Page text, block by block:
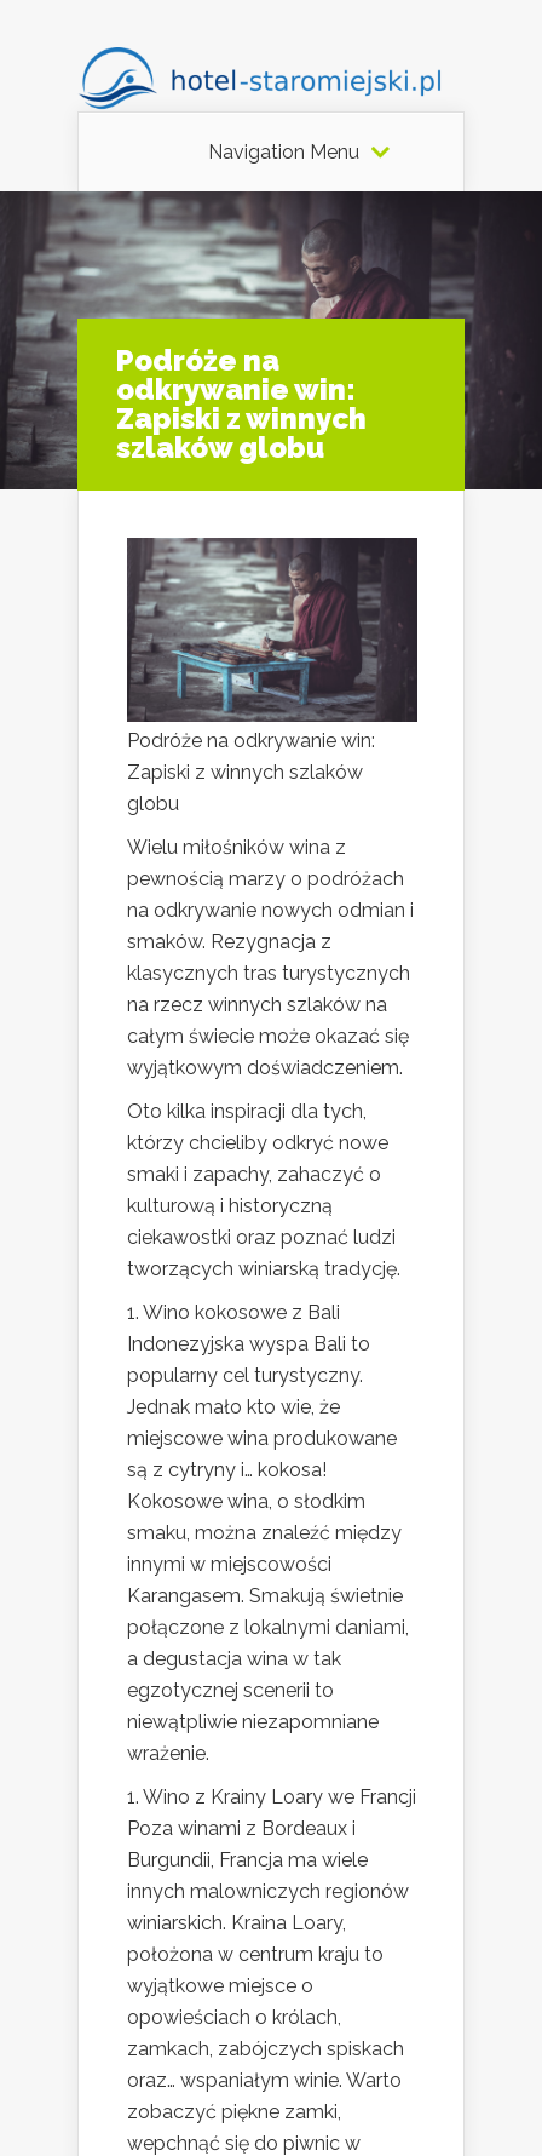
Navigation Menu
Podróże na
odkrywanie win:
Zapiski z winnych
szlaków globu
Podróże na odkrywanie win:
Zapiski z winnych szlaków
globu
Wielu miłośników wina z
pewnością marzy o podróżach
na odkrywanie nowych odmian i
smaków. Rezygnacja z
klasycznych tras turystycznych
na rzecz winnych szlaków na
całym świecie może okazać się
wyjątkowym doświadczeniem.
Oto kilka inspiracji dla tych,
którzy chcieliby odkryć nowe
smaki i zapachy, zahaczyć o
kulturową i historyczną
ciekawostki oraz poznać ludzi
tworzących winiarską tradycję.
1. Wino kokosowe z Bali
Indonezyjska wyspa Bali to
popularny cel turystyczny.
Jednak mało kto wie, że
miejscowe wina produkowane
są z cytryny i… kokosa!
Kokosowe wina, o słodkim
smaku, można znaleźć między
innymi w miejscowości
Karangasem. Smakują świetnie
połączone z lokalnymi daniami,
a degustacja wina w tak
egzotycznej scenerii to
niewątpliwie niezapomniane
wrażenie.
1. Wino z Krainy Loary we Francji
Poza winami z Bordeaux i
Burgundii, Francja ma wiele
innych malowniczych regionów
winiarskich. Kraina Loary,
położona w centrum kraju to
wyjątkowe miejsce o
opowieściach o królach,
zamkach, zabójczych spiskach
oraz… wspaniałym winie. Warto
zobaczyć piękne zamki,
wepchnąć się do piwnic w